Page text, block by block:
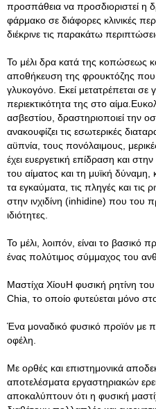
προσπάθεια να προσδιοριστεί η
φάρμακο σε διάφορες κλινικές
διέκρινε τις παρακάτω
Το μέλι δρα κατά της κοπώσεως
αποθήκευση της φρουκτόζης που
γλυκογόνο. Εκεί μετατρέπεται σε
περιεκτικότητα της στο
ασβεστίου, δραστηριοποιεί την
ανακουφίζει τις εσωτερικές
αϋπνία, τους πονόλαιμους,
έχει ευεργετική επίδραση και
του αίματος και τη μυϊκή
τα εγκαύματα, τις πληγές και τις
στην ινχιδίνη (inhidine) που του
ιδιότητες.
Το μέλι, λοιπόν, είναι το βασικό
ένας πολύτιμος σύμμαχος του
Μαστίχα ΧίουΗ φυσική ρητίνη
Chia, το οποίο φυτεύεται μόνο
Ένα μοναδικό φυσικό προϊόν με
οφέλη.
Με ορθές και επιστημονικά
αποτελέσματα εργαστηριακών
αποκαλύπτουν ότι η φυσική